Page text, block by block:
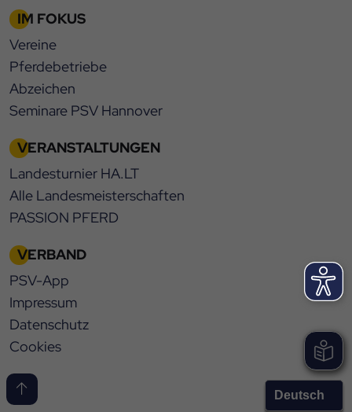
IM FOKUS
Vereine
Pferdebetriebe
Abzeichen
Seminare PSV Hannover
VERANSTALTUNGEN
Landesturnier HA.LT
Alle Landesmeisterschaften
PASSION PFERD
VERBAND
PSV-App
Impressum
Datenschutz
Cookies